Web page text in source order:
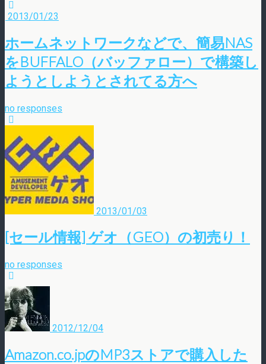
2013/01/23
ホームネットワークなどで、簡易NAS
をBUFFALO（バッファロー）で構築し
ようとしようとされてる方へ
no responses
2013/01/03
[セール情報] ゲオ（GEO）の初売り！
no responses
2012/12/04
Amazon.co.jpのMP3ストアで購入した